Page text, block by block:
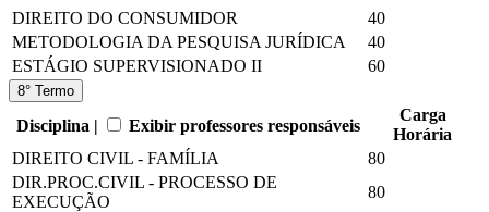
DIREITO DO CONSUMIDOR
40
METODOLOGIA DA PESQUISA JURÍDICA
40
ESTÁGIO SUPERVISIONADO II
60
8° Termo
Disciplina | Exibir professores responsáveis
Carga
Horária
DIREITO CIVIL - FAMÍLIA
80
DIR.PROC.CIVIL - PROCESSO DE
EXECUÇÃO
80